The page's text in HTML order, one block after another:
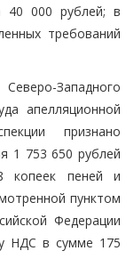
000 рублей; в
требований
Западного
апелляционной
признано
1 753 650 рублей
копеек пеней и
пунктом
Федерации
НДС в сумме 175